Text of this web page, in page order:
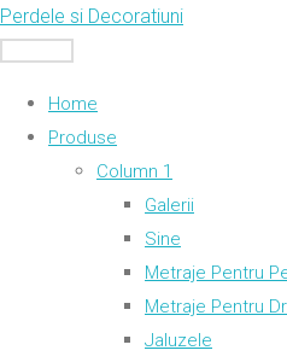
Skip
Perdele si Decoratiuni
Home
Produse
Column 1
Galerii
Sine
Metraje Pentru
Metraje Pentru
Jaluzele